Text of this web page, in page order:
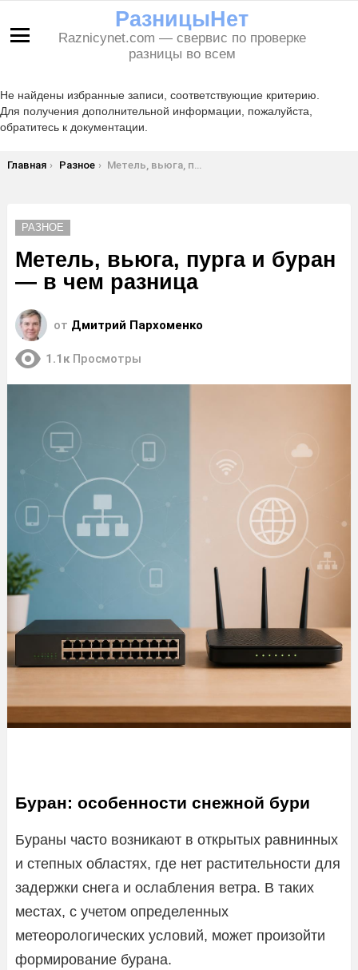
РазницыНет
Raznicynet.com — свервис по проверке
разницы во всем
Не найдены избранные записи, соответствующие критерию.
Для получения дополнительной информации, пожалуйста,
обратитесь к документации.
Вы здесь:
Главная Разное Метель, вьюга, пурга и буран — в чем разница
РАЗНОЕ
Метель, вьюга, пурга и буран
— в чем разница
от Дмитрий Пархоменко
1.1к Просмотры
Буран: особенности снежной бури
Бураны часто возникают в открытых равнинных
и степных областях, где нет растительности для
задержки снега и ослабления ветра. В таких
местах, с учетом определенных
метеорологических условий, может произойти
формирование бурана.